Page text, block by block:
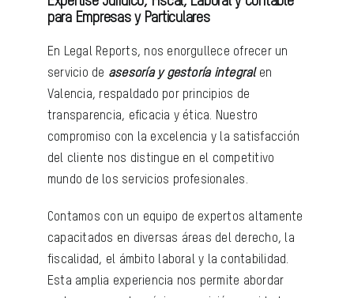
para Empresas y Particulares
En Legal Reports, nos enorgullece ofrecer un
servicio de asesoría y gestoría integralen
Valencia, respaldado por principios de
transparencia, eficacia y ética. Nuestro
compromiso con la excelencia y la satisfacción
del cliente nos distingue en el competitivo
mundo de los servicios profesionales.
Contamos con un equipo de expertos altamente
capacitados en diversas áreas del derecho, la
fiscalidad, el ámbito laboral y la contabilidad.
Esta amplia experiencia nos permite abordar